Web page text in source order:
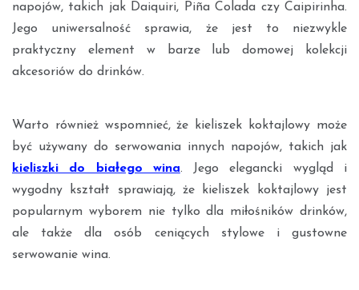
napojów, takich jak Daiquiri, Piña Colada czy Caipirinha.
Jego uniwersalność sprawia, że jest to niezwykle
praktyczny element w barze lub domowej kolekcji
akcesoriów do drinków.
Warto również wspomnieć, że kieliszek koktajlowy może
być używany do serwowania innych napojów, takich jak
kieliszki do białego wina. Jego elegancki wygląd i
wygodny kształt sprawiają, że kieliszek koktajlowy jest
popularnym wyborem nie tylko dla miłośników drinków,
ale także dla osób ceniących stylowe i gustowne
serwowanie wina.